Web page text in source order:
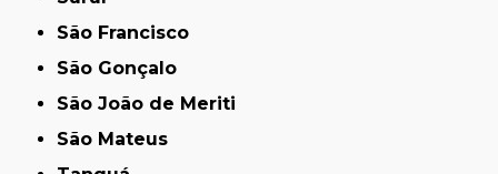
São Francisco
São Gonçalo
São João de Meriti
São Mateus